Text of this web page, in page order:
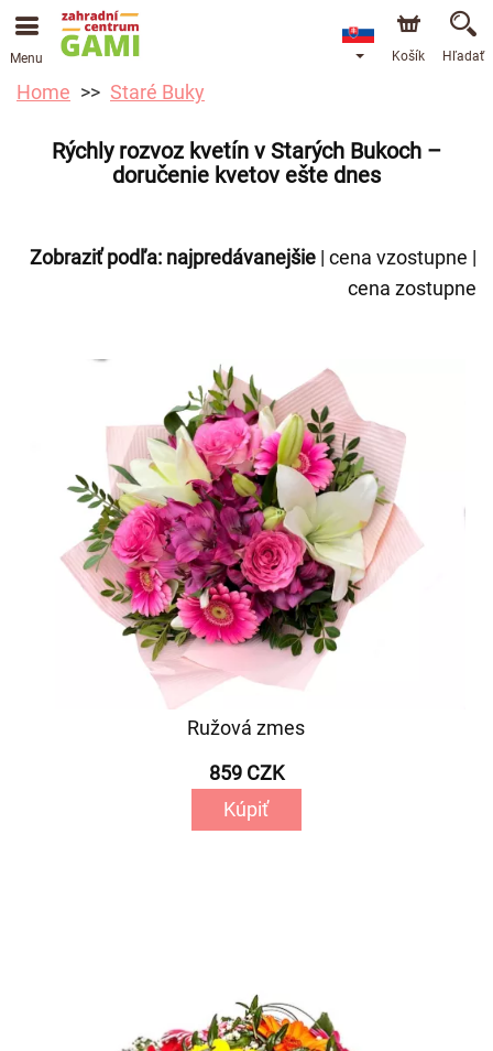
Menu Košík Hľadať
Home Staré Buky
Rýchly rozvoz kvetín v Starých Bukoch –
doručenie kvetov ešte dnes
Zobraziť podľa: najpredávanejšie | cena vzostupne |
cena zostupne
Ružová zmes
859 CZK
Kúpiť